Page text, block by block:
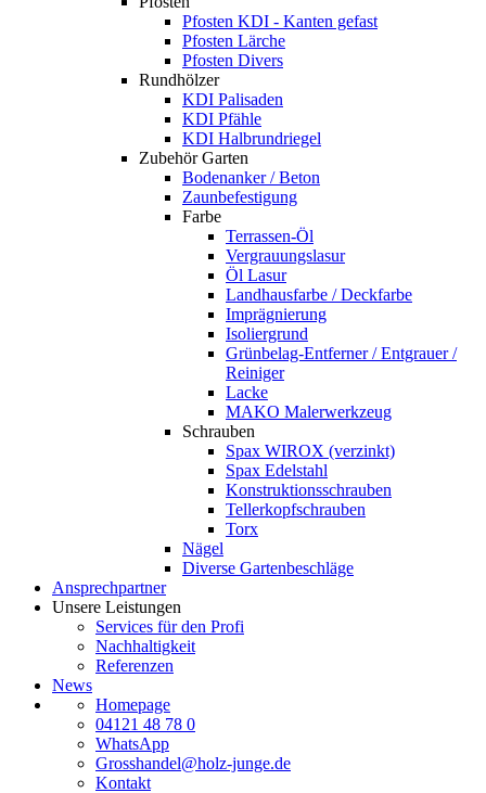
Pfosten KDI - Kanten gefast
Pfosten Lärche
Pfosten Divers
Rundhölzer
KDI Palisaden
KDI Pfähle
KDI Halbrundriegel
Zubehör Garten
Bodenanker / Beton
Zaunbefestigung
Farbe
Terrassen-Öl
Vergrauungslasur
Öl Lasur
Landhausfarbe / Deckfarbe
Imprägnierung
Isoliergrund
Grünbelag-Entferner / Entgrauer /
Reiniger
Lacke
MAKO Malerwerkzeug
Schrauben
Spax WIROX (verzinkt)
Spax Edelstahl
Konstruktionsschrauben
Tellerkopfschrauben
Torx
Nägel
Diverse Gartenbeschläge
Ansprechpartner
Unsere Leistungen
Services für den Profi
Nachhaltigkeit
Referenzen
News
Homepage
04121 48 78 0
WhatsApp
Grosshandel@holz-junge.de
Kontakt